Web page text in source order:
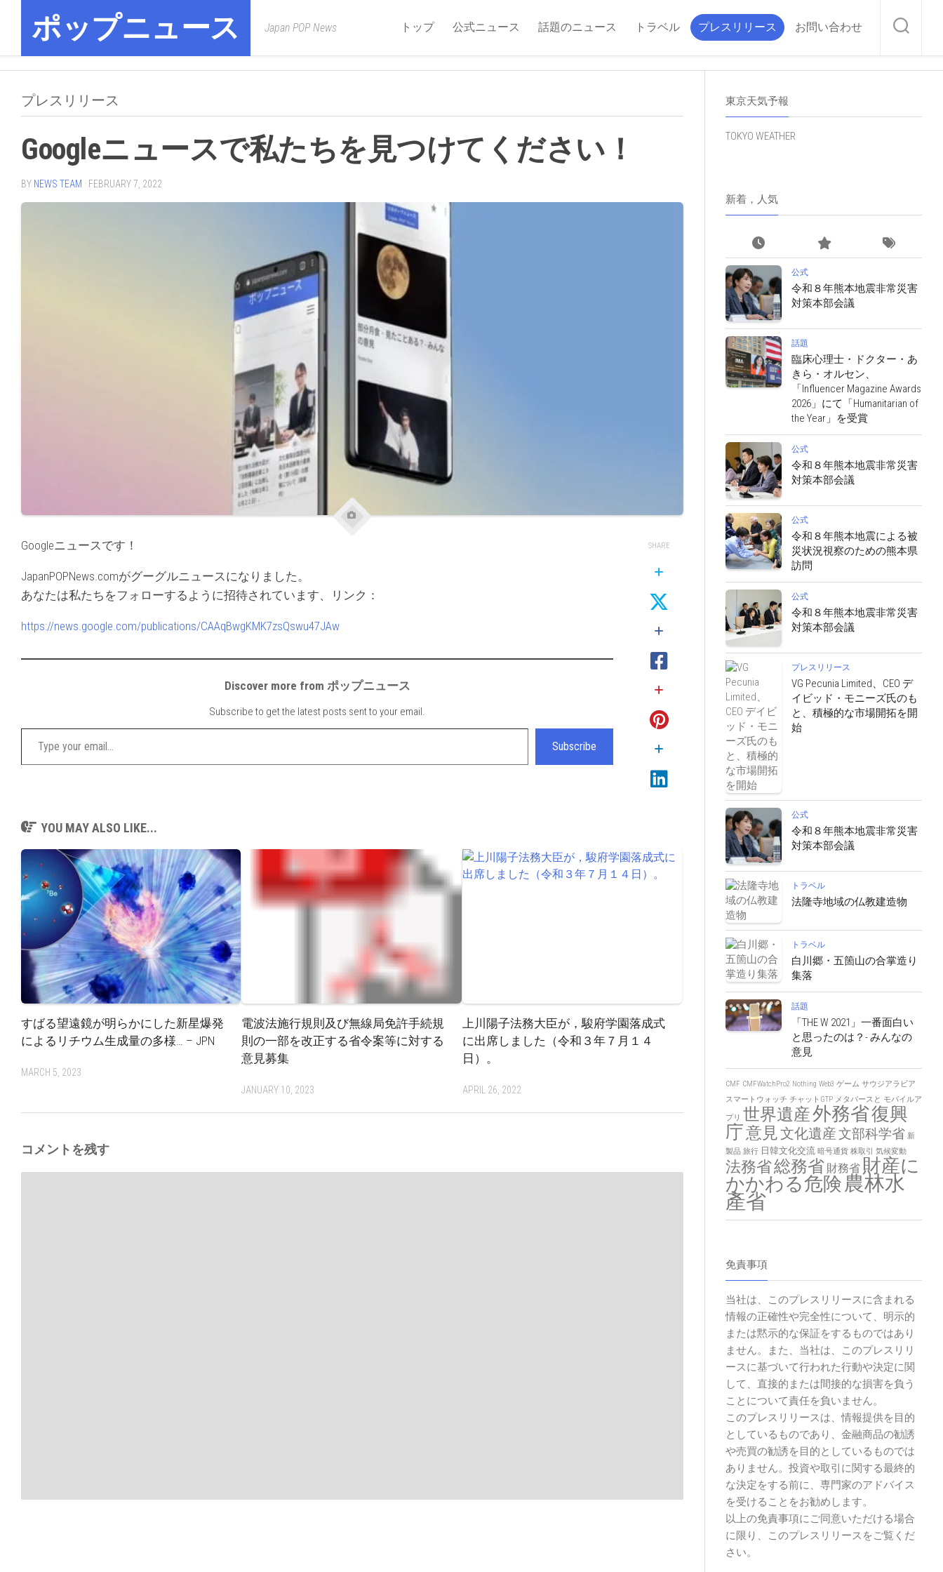
contentポップニュース Japan POP News トップ 公式ニュース 話題のニュース トラベル プレスリリース お問い合わせ
プレスリリース
Googleニュースで私たちを見つけてください！
BY NEWS TEAM · FEBRUARY 7, 2022
Googleニュースです！
JapanPOPNews.comがグーグルニュースになりました。
あなたは私たちをフォローするように招待されています、リンク：
https://news.google.com/publications/CAAqBwgKMK7zsQswu47JAw
Discover more from ポップニュース
Subscribe to get the latest posts sent to your email.
Type your email…
Subscribe
SHARE
YOU MAY ALSO LIKE...
すばる望遠鏡が明らかにした新星爆発
によるリチウム生成量の多様… – JPN
MARCH 5, 2023
電波法施行規則及び無線局免許手続規
則の一部を改正する省令案等に対する
意見募集
JANUARY 10, 2023
上川陽子法務大臣が，駿府学園落成式
に出席しました（令和３年７月１４
日）。
APRIL 26, 2022
コメントを残す
東京天気予報
TOKYO WEATHER
新着，人気
公式
令和８年熊本地震非常災害
対策本部会議
話題
臨床心理士・ドクター・あ
きら・オルセン、
「Influencer Magazine Awards
2026」にて「Humanitarian of
the Year」を受賞
公式
令和８年熊本地震非常災害
対策本部会議
公式
令和８年熊本地震による被
災状況視察のための熊本県
訪問
公式
令和８年熊本地震非常災害
対策本部会議
プレスリリース
VG Pecunia Limited、CEO デ
イビッド・モニーズ氏のも
と、積極的な市場開拓を開
始
公式
令和８年熊本地震非常災害
対策本部会議
トラベル
法隆寺地域の仏教建造物
トラベル
白川郷・五箇山の合掌造り
集落
話題
「THE W 2021」一番面白い
と思ったのは？- みんなの
意見
CMF CMFWatchPro2 Nothing Web3 ゲーム サウジアラビア
スマートウォッチ チャットGTP メタバースと モバイルア
プリ 世界遺産外務省復興
庁意見文化遺産文部科学省 新
製品 旅行 日韓文化交流 暗号通貨 株取引 気候変動
法務省総務省 財務省 財産に
かかわる危険農林水
產省
免責事項
当社は、このプレスリリースに含まれる
情報の正確性や完全性について、明示的
または黙示的な保証をするものではあり
ません。また、当社は、このプレスリリ
ースに基づいて行われた行動や決定に関
して、直接的または間接的な損害を負う
ことについて責任を負いません。
このプレスリリースは、情報提供を目的
としているものであり、金融商品の勧誘
や売買の勧誘を目的としているものでは
ありません。投資や取引に関する最終的
な決定をする前に、専門家のアドバイス
を受けることをお勧めします。
以上の免責事項にご同意いただける場合
に限り、このプレスリリースをご覧くだ
さい。